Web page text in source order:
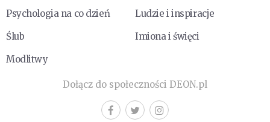
Psychologia na co dzień
Ludzie i inspiracje
Ślub
Imiona i święci
Modlitwy
Dołącz do społeczności DEON.pl